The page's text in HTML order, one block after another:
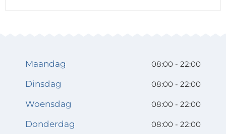
Maandag 08:00 - 22:00
Dinsdag 08:00 - 22:00
Woensdag 08:00 - 22:00
Donderdag 08:00 - 22:00